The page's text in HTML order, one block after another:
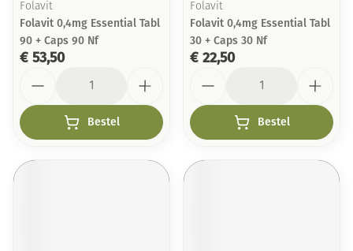
Folavit
Folavit 0,4mg Essential Tabl
90 + Caps 90 Nf
€ 53,50
Bestel
Folavit
Folavit 0,4mg Essential Tabl
30 + Caps 30 Nf
€ 22,50
Bestel